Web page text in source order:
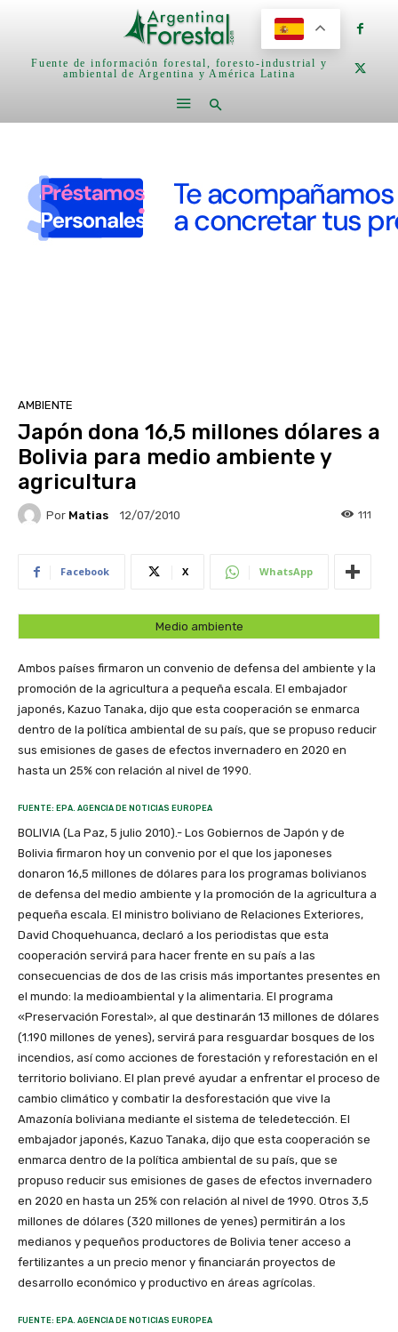
Fuente de información forestal, foresto-industrial y
ambiental de Argentina y América Latina
AMBIENTE
Japón dona 16,5 millones dólares a
Bolivia para medio ambiente y
agricultura
Por Matias 12/07/2010 111
Facebook X WhatsApp
Medio ambiente
Ambos países firmaron un convenio de defensa del ambiente y la
promoción de la agricultura a pequeña escala. El embajador
japonés, Kazuo Tanaka, dijo que esta cooperación se enmarca
dentro de la política ambiental de su país, que se propuso reducir
sus emisiones de gases de efectos invernadero en 2020 en
hasta un 25% con relación al nivel de 1990.
FUENTE: EPA. AGENCIA DE NOTICIAS EUROPEA
BOLIVIA (La Paz, 5 julio 2010).- Los Gobiernos de Japón y de
Bolivia firmaron hoy un convenio por el que los japoneses
donaron 16,5 millones de dólares para los programas bolivianos
de defensa del medio ambiente y la promoción de la agricultura a
pequeña escala. El ministro boliviano de Relaciones Exteriores,
David Choquehuanca, declaró a los periodistas que esta
cooperación servirá para hacer frente en su país a las
consecuencias de dos de las crisis más importantes presentes en
el mundo: la medioambiental y la alimentaria. El programa
«Preservación Forestal», al que destinarán 13 millones de dólares
(1.190 millones de yenes), servirá para resguardar bosques de los
incendios, así como acciones de forestación y reforestación en el
territorio boliviano. El plan prevé ayudar a enfrentar el proceso de
cambio climático y combatir la desforestación que vive la
Amazonía boliviana mediante el sistema de teledetección. El
embajador japonés, Kazuo Tanaka, dijo que esta cooperación se
enmarca dentro de la política ambiental de su país, que se
propuso reducir sus emisiones de gases de efectos invernadero
en 2020 en hasta un 25% con relación al nivel de 1990. Otros 3,5
millones de dólares (320 millones de yenes) permitirán a los
medianos y pequeños productores de Bolivia tener acceso a
fertilizantes a un precio menor y financiarán proyectos de
desarrollo económico y productivo en áreas agrícolas.
FUENTE: EPA. AGENCIA DE NOTICIAS EUROPEA